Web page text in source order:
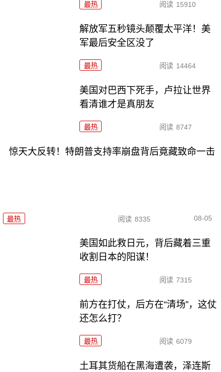
最热 阅读 15910
解放军五秒镜头颠覆太平洋！美
军最后安全区没了
最热 阅读 14464
美国对巴西下死手，卢拉让世界
看清谁才是真朋友
最热 阅读 8747
惊天大反转！特朗普支持率崩盘背后竟藏致命一击
最热 阅读 8335 08-05
美国如此救日元，背后藏着三重
收割日本的阳谋！
最热 阅读 7315
前方在打仗，后方在“清场”，这仗
还怎么打？
最热 阅读 6079
土耳其货船在黑海遭袭，泽连斯